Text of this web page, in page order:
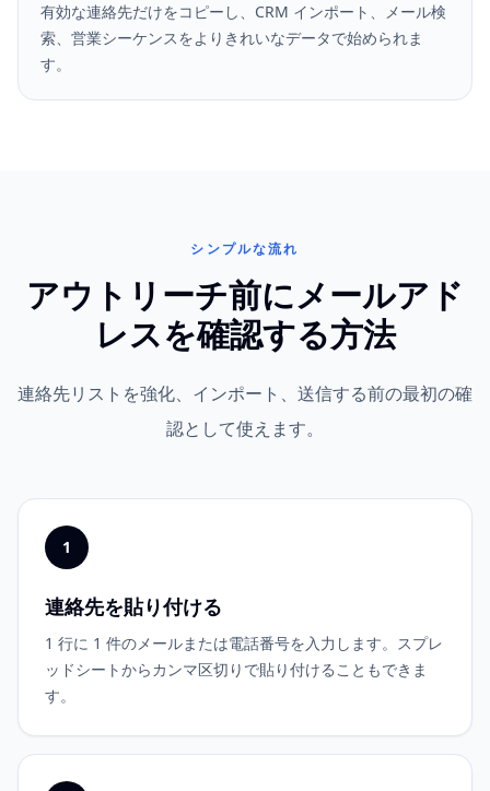
有効な連絡先だけをコピーし、CRM インポート、メール検
索、営業シーケンスをよりきれいなデータで始められま
す。
シンプルな流れ
アウトリーチ前にメールアド
レスを確認する方法
連絡先リストを強化、インポート、送信する前の最初の確
認として使えます。
1
連絡先を貼り付ける
1 行に 1 件のメールまたは電話番号を入力します。スプレ
ッドシートからカンマ区切りで貼り付けることもできま
す。